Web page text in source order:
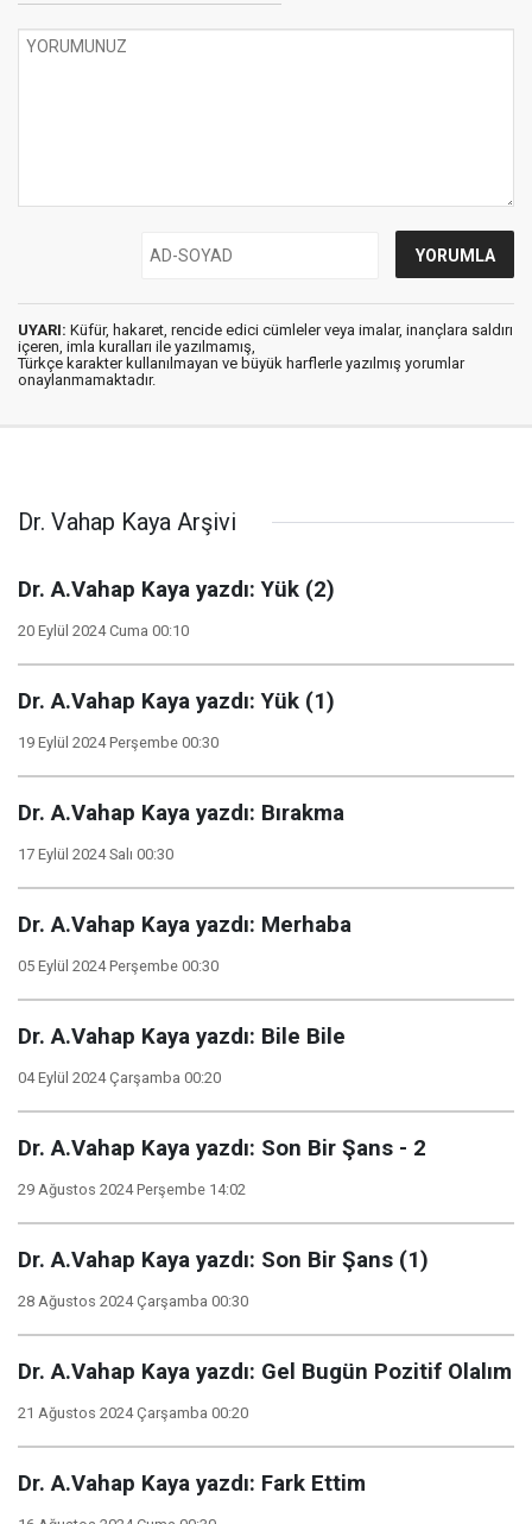
UYARI: Küfür, hakaret, rencide edici cümleler veya imalar, inançlara saldırı
içeren, imla kuralları ile yazılmamış,
Türkçe karakter kullanılmayan ve büyük harflerle yazılmış yorumlar
onaylanmamaktadır.
Dr. Vahap Kaya Arşivi
Dr. A.Vahap Kaya yazdı: Yük (2)
20 Eylül 2024 Cuma 00:10
Dr. A.Vahap Kaya yazdı: Yük (1)
19 Eylül 2024 Perşembe 00:30
Dr. A.Vahap Kaya yazdı: Bırakma
17 Eylül 2024 Salı 00:30
Dr. A.Vahap Kaya yazdı: Merhaba
05 Eylül 2024 Perşembe 00:30
Dr. A.Vahap Kaya yazdı: Bile Bile
04 Eylül 2024 Çarşamba 00:20
Dr. A.Vahap Kaya yazdı: Son Bir Şans - 2
29 Ağustos 2024 Perşembe 14:02
Dr. A.Vahap Kaya yazdı: Son Bir Şans (1)
28 Ağustos 2024 Çarşamba 00:30
Dr. A.Vahap Kaya yazdı: Gel Bugün Pozitif Olalım
21 Ağustos 2024 Çarşamba 00:20
Dr. A.Vahap Kaya yazdı: Fark Ettim